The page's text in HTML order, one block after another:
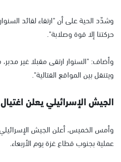
وشدّد الحية على أن "ارتقاء لقائد
حركتنا إلا قوة وصلابة".
وأضاف: "السنوار ارتقى مقبلا غير
ويتنقل بين المواقع القتالية".
الجيش الإسرائيلي يعلن
وأمس الخميس، أعلن الجيش
عملية بجنوب قطاع غزة يوم الأربعاء.